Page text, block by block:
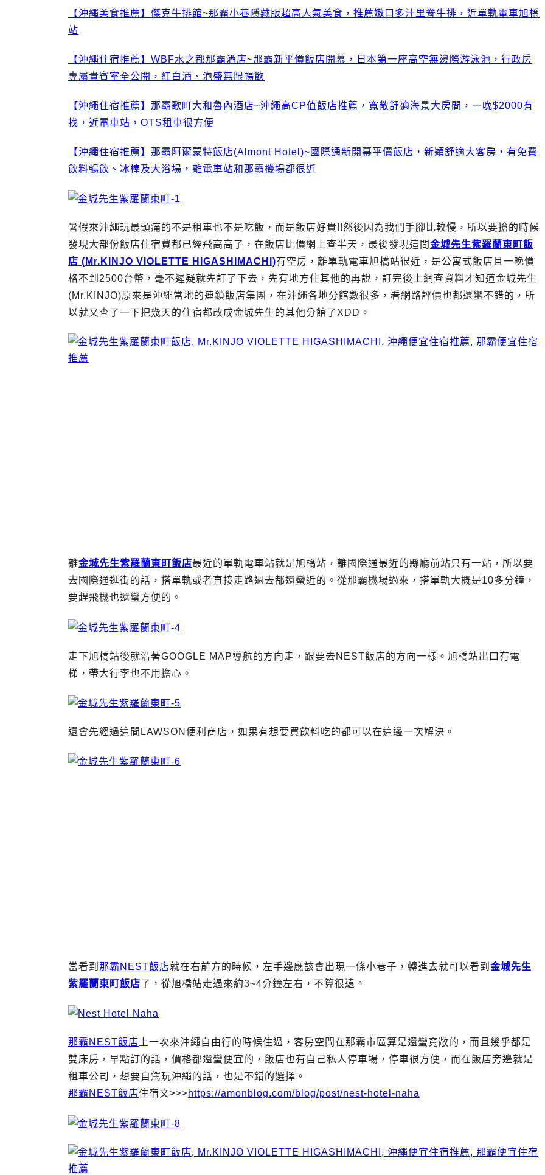
【沖繩美食推薦】傑克牛排館~那霸小巷隱藏版超高人氣美食，推薦嫩口多汁里脊牛排，近單軌電車旭橋
站
【沖繩住宿推薦】WBF水之都那霸酒店~那霸新平價飯店開幕，日本第一座高空無邊際游泳池，行政房
專屬貴賓室全公開，紅白酒、泡盛無限暢飲
【沖繩住宿推薦】那霸歌町大和魯內酒店~沖繩高CP值飯店推薦，寬敞舒適海景大房間，一晚$2000有
找，近電車站，OTS租車很方便
【沖繩住宿推薦】那霸阿爾蒙特飯店(Almont Hotel)~國際通新開幕平價飯店，新穎舒適大客房，有免費
飲料暢飲、冰棒及大浴場，離電車站和那霸機場都很近
暑假來沖繩玩最頭痛的不是租車也不是吃飯，而是飯店好貴!!然後因為我們手腳比較慢，所以要搶的時候
發現大部份飯店住宿費都已經飛高高了，在飯店比價網上查半天，最後發現這間金城先生紫羅蘭東町飯
店 (Mr.KINJO VIOLETTE HIGASHIMACHI)有空房，離單軌電車旭橋站很近，是公寓式飯店且一晚價
格不到2500台幣，毫不遲疑就先訂了下去，先有地方住其他的再說，訂完後上網查資料才知道金城先生
(Mr.KINJO)原來是沖繩當地的連鎖飯店集團，在沖繩各地分館數很多，看網路評價也都還蠻不錯的，所
以就又查了一下把幾天的住宿都改成金城先生的其他分館了XDD。
離金城先生紫羅蘭東町飯店最近的單軌電車站就是旭橋站，離國際通最近的縣廳前站只有一站，所以要
去國際通逛街的話，搭單軌或者直接走路過去都還蠻近的。從那霸機場過來，搭單軌大概是10多分鐘，
要趕飛機也還蠻方便的。
走下旭橋站後就沿著GOOGLE MAP導航的方向走，跟要去NEST飯店的方向一樣。旭橋站出口有電
梯，帶大行李也不用擔心。
還會先經過這間LAWSON便利商店，如果有想要買飲料吃的都可以在這邊一次解決。
當看到 那霸NEST飯店就在右前方的時候，左手邊應該會出現一條小巷子，轉進去就可以看到 金城先生
紫羅蘭東町飯店了，從旭橋站走過來約3~4分鐘左右，不算很遠。
那霸NEST飯店 上一次來沖繩自由行的時候住過，客房空間在那霸市區算是還蠻寬敞的，而且幾乎都是
雙床房，早點訂的話，價格都還蠻便宜的，飯店也有自己私人停車場，停車很方便，而在飯店旁邊就是
租車公司，想要自駕玩沖繩的話，也是不錯的選擇。
那霸NEST飯店住宿文>>>https://amonblog.com/blog/post/nest-hotel-naha